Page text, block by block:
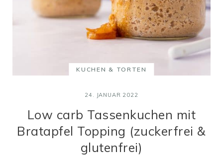
KUCHEN & TORTEN
24. JANUAR 2022
Low carb Tassenkuchen mit
Bratapfel Topping (zuckerfrei &
glutenfrei)